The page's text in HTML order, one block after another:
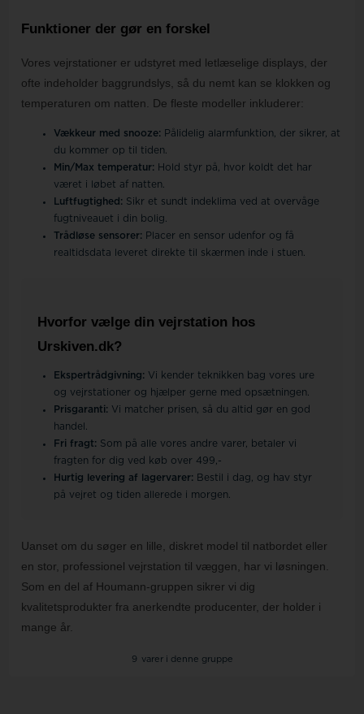
Funktioner der gør en forskel
Vores vejrstationer er udstyret med letlæselige displays, der
ofte indeholder baggrundslys, så du nemt kan se klokken og
temperaturen om natten. De fleste modeller inkluderer:
Vækkeur med snooze: Pålidelig alarmfunktion, der sikrer, at
du kommer op til tiden.
Min/Max temperatur: Hold styr på, hvor koldt det har
været i løbet af natten.
Luftfugtighed: Sikr et sundt indeklima ved at overvåge
fugtniveauet i din bolig.
Trådløse sensorer: Placer en sensor udenfor og få
realtidsdata leveret direkte til skærmen inde i stuen.
Hvorfor vælge din vejrstation hos
Urskiven.dk?
Ekspertrådgivning: Vi kender teknikken bag vores ure
og vejrstationer og hjælper gerne med opsætningen.
Prisgaranti: Vi matcher prisen, så du altid gør en god
handel.
Fri fragt: Som på alle vores andre varer, betaler vi
fragten for dig ved køb over 499,-
Hurtig levering af lagervarer: Bestil i dag, og hav styr
på vejret og tiden allerede i morgen.
Uanset om du søger en lille, diskret model til natbordet eller
en stor, professionel vejrstation til væggen, har vi løsningen.
Som en del af Houmann-gruppen sikrer vi dig
kvalitetsprodukter fra anerkendte producenter, der holder i
mange år.
9 varer i denne gruppe